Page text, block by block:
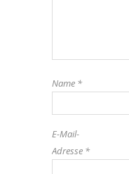
Name *
E-Mail-
Adresse *